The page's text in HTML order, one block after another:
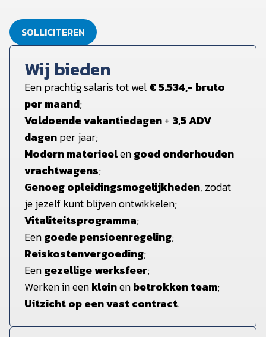
SOLLICITEREN
Wij bieden
Een prachtig salaris tot wel€ 5.534,- bruto
per maand;
Voldoende vakantiedagen+ 3,5 ADV
dagenper jaar;
Modern materieelengoed onderhouden
vrachtwagens;
Genoeg opleidingsmogelijkheden, zodat
je jezelf kunt blijven ontwikkelen;
Vitaliteitsprogramma;
Eengoedepensioenregeling;
Reiskostenvergoeding;
Eengezelligewerksfeer;
Werken in eenkleinenbetrokkenteam;
Uitzicht op een vast contract.